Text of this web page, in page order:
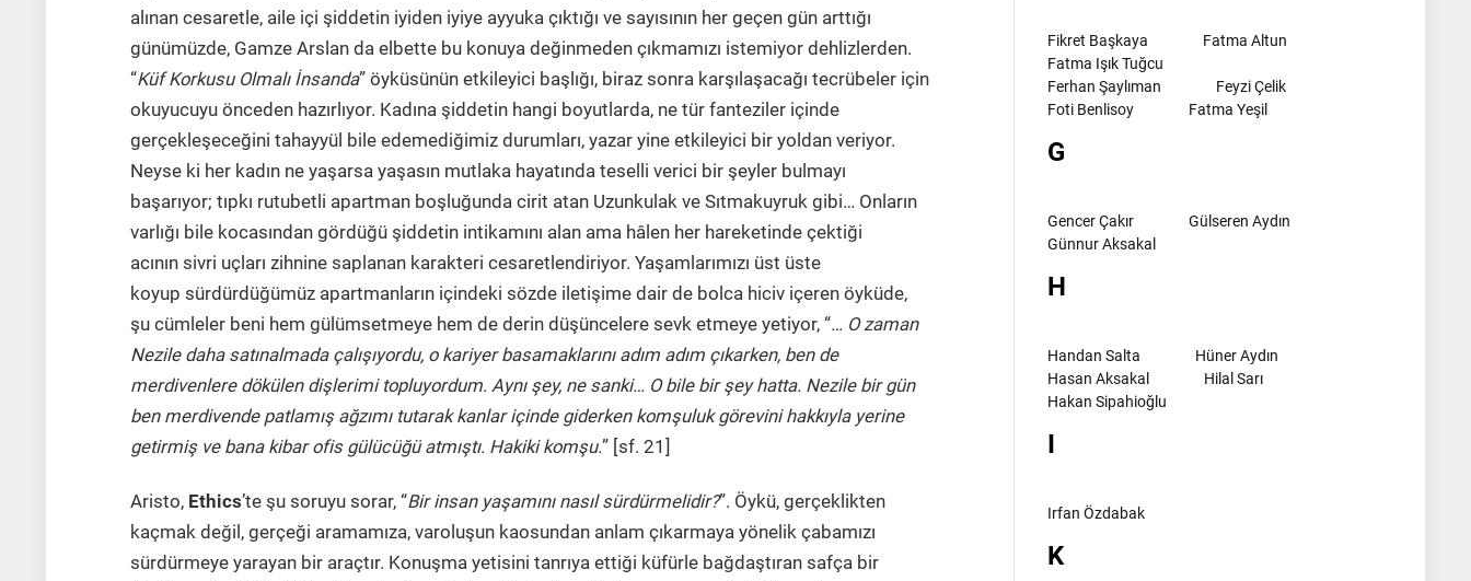
alınan cesaretle, aile içi şiddetin iyiden iyiye ayyuka çıktığı ve sayısının her geçen gün arttığı
günümüzde, Gamze Arslan da elbette bu konuya değinmeden çıkmamızı istemiyor dehlizlerden.
“Küf Korkusu Olmalı İnsanda” öyküsünün etkileyici başlığı, biraz sonra karşılaşacağı tecrübeler için
okuyucuyu önceden hazırlıyor. Kadına şiddetin hangi boyutlarda, ne tür fanteziler içinde
gerçekleşeceğini tahayyül bile edemediğimiz durumları, yazar yine etkileyici bir yoldan veriyor.
Neyse ki her kadın ne yaşarsa yaşasın mutlaka hayatında teselli verici bir şeyler bulmayı
başarıyor; tıpkı rutubetli apartman boşluğunda cirit atan Uzunkulak ve Sıtmakuyruk gibi… Onların
varlığı bile kocasından gördüğü şiddetin intikamını alan ama hâlen her hareketinde çektiği
acının sivri uçları zihnine saplanan karakteri cesaretlendiriyor. Yaşamlarımızı üst üste
koyup sürdürdüğümüz apartmanların içindeki sözde iletişime dair de bolca hiciv içeren öyküde,
şu cümleler beni hem gülümsetmeye hem de derin düşüncelere sevk etmeye yetiyor, “… O zaman
Nezile daha satınalmada çalışıyordu, o kariyer basamaklarını adım adım çıkarken, ben de
merdivenlere dökülen dişlerimi topluyordum. Aynı şey, ne sanki… O bile bir şey hatta. Nezile bir gün
ben merdivende patlamış ağzımı tutarak kanlar içinde giderken komşuluk görevini hakkıyla yerine
getirmiş ve bana kibar ofis gülücüğü atmıştı. Hakiki komşu.” [sf. 21]
Aristo, Ethics’te şu soruyu sorar, “Bir insan yaşamını nasıl sürdürmelidir?”. Öykü, gerçeklikten
kaçmak değil, gerçeği aramamıza, varoluşun kaosundan anlam çıkarmaya yönelik çabamızı
sürdürmeye yarayan bir araçtır. Konuşma yetisini tanrıya ettiği küfürle bağdaştıran safça bir
Fikret Başkaya
Fatma Altun
Fatma Işık Tuğcu
Ferhan Şaylıman
Feyzi Çelik
Foti Benlisoy
Fatma Yeşil
G
Gencer Çakır
Gülseren Aydın
Günnur Aksakal
H
Handan Salta
Hüner Aydın
Hasan Aksakal
Hilal Sarı
Hakan Sipahioğlu
I
Irfan Özdabak
K